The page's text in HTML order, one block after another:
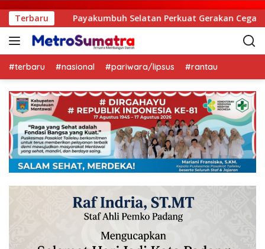
TerbaruCegah Stunting melalui Inovasi “Seribu Asa Bebas
#terbaru #nasional #pariwara/lipsus #rantau